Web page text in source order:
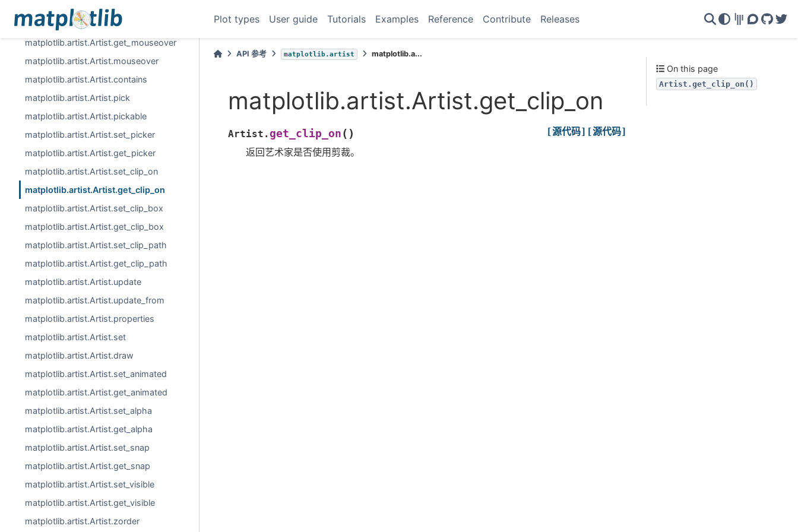
Plot types User guide Tutorials Examples Reference Contribute Releases
GitterDiscourse
GitHub
matplotlib.artist.Artist.set_mouseover
matplotlib.artist.Artist.get_mouseover
matplotlib.artist.Artist.mouseover
matplotlib.artist.Artist.contains
matplotlib.artist.Artist.pick
matplotlib.artist.Artist.pickable
matplotlib.artist.Artist.set_picker
matplotlib.artist.Artist.get_picker
matplotlib.artist.Artist.set_clip_on
matplotlib.artist.Artist.get_clip_on
matplotlib.artist.Artist.set_clip_box
matplotlib.artist.Artist.get_clip_box
matplotlib.artist.Artist.set_clip_path
matplotlib.artist.Artist.get_clip_path
matplotlib.artist.Artist.update
matplotlib.artist.Artist.update_from
matplotlib.artist.Artist.properties
matplotlib.artist.Artist.set
matplotlib.artist.Artist.draw
matplotlib.artist.Artist.set_animated
matplotlib.artist.Artist.get_animated
matplotlib.artist.Artist.set_alpha
matplotlib.artist.Artist.get_alpha
matplotlib.artist.Artist.set_snap
matplotlib.artist.Artist.get_snap
matplotlib.artist.Artist.set_visible
matplotlib.artist.Artist.get_visible
matplotlib.artist.Artist.zorder
API 参考 matplotlib.artist matplotlib.a...
matplotlib.artist.Artist.get_clip_on
Artist. get_clip_on ( ) [源代码]
[源代码]
返回艺术家是否使用剪裁。
On this page
Artist.get_clip_on()